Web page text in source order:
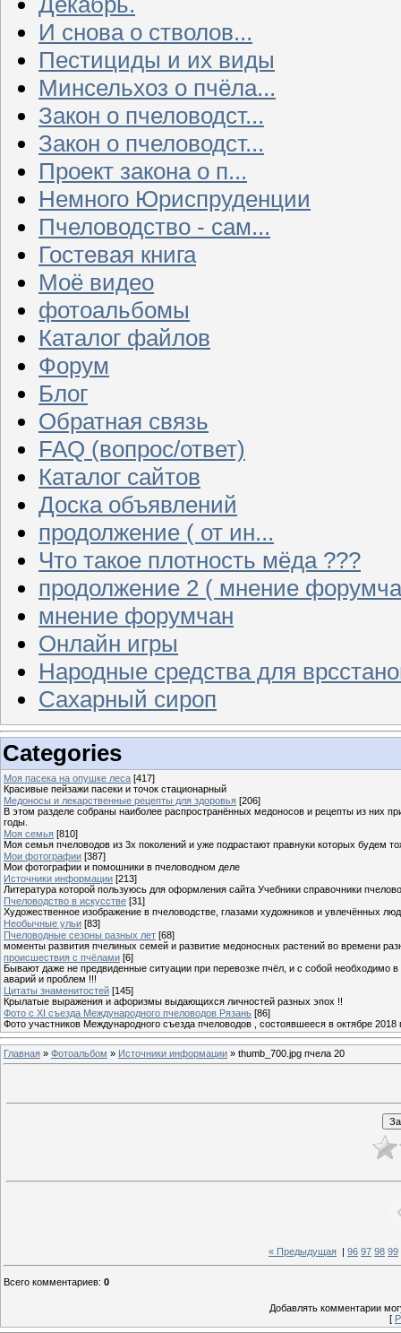
И снова о стволов...
Пестициды и их виды
Минсельхоз о пчёла...
Закон о пчеловодст...
Закон о пчеловодст...
Проект закона о п...
Немного Юриспруденции
Пчеловодство - сам...
Гостевая книга
Моё видео
фотоальбомы
Каталог файлов
Форум
Блог
Обратная связь
FAQ (вопрос/ответ)
Каталог сайтов
Доска объявлений
продолжение ( от ин...
Что такое плотность мёда ???
продолжение 2 ( мнение
мнение форумчан
Онлайн игры
Народные средства для
Сахарный сироп
Categories
Моя пасека на опушке леса [417]
Красивые пейзажи пасеки и точок стационарный
Медоносы и лекарственные рецепты для здоровья [206]
В этом разделе собраны наиболее распространённых медоносов и рецепты из них
годы.
Моя семья [810]
Моя семья пчеловодов из 3х поколений и уже подрастают правнуки которых будем
Мои фотографии [387]
Мои фотографии и помошники в пчеловодном деле
Источники информации [213]
Литература которой пользуюсь для оформления сайта Учебники справочники
Пчеловодство в искусстве [31]
Художественное изображение в пчеловодстве, глазами художников и увлечённых
Необычные ульи [83]
Пчеловодные сезоны разных лет [68]
моменты развития пчелиных семей и развитие медоносных растений во времени
происшествия с пчёлами [6]
Бывают даже не предвиденные ситуации при перевозке пчёл, и с собой необходимо
аварий и проблем !!!
Цитаты знаменитостей [145]
Крылатые выражения и афоризмы выдающихся личностей разных эпох !!
Фото с XI съезда Международного пчеловодов Рязань [86]
Фото участников Международного съезда пчеловодов , состоявшееся в октябре 2018
Главная » Фотоальбом » Источники информации » thumb_700.jpg пчела 20
« Предыдущая 96 97 98 99
Всего комментариев: 0
Добавлять комментарии
[